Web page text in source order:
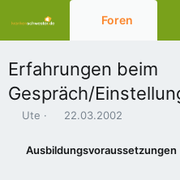
Foren
Erfahrungen beim
Gespräch/
EUte
E
t
22.03.2002
Ausbildungsvoraussetzungen